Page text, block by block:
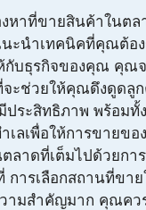
หาที่ขายสินค้าในตล
ะนำเทคนิคที่คุณต้อง
กับธุรกิจของคุณ คุณจ
ะช่วยให้คุณดึงดูดลูก
ประสิทธิภาพ พร้อมทั้
เลเพื่อให้การขายข
ตลาดที่เต็มไปด้วยก
การเลือกสถานที่ขา
ามสำคัญมาก คุณคว